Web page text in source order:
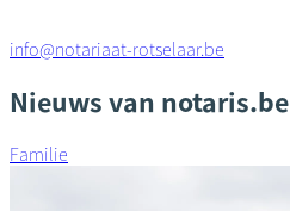
info@notariaat-rotselaar.be
Nieuws van notaris.be
Familie